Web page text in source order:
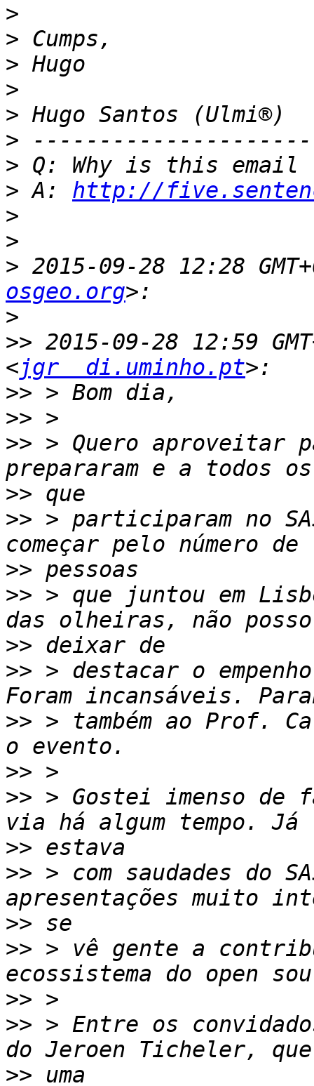
>
>
>
>
>
>
>
> A: http://
>
>
> 2015-09-28 12:28
osgeo.org
>
>> 2015-09-28 12:59
<jgr  di.uminho.pt
>>
>>
>> > Quero aproveitar
>>
>> > participaram no
>>
>> > que juntou em
>>
>> > destacar o
>> > também ao Prof.
>>
>> > Gostei imenso de
>>
>> > com saudades do
>>
>> > vê gente a
>>
>> > Entre os
>>